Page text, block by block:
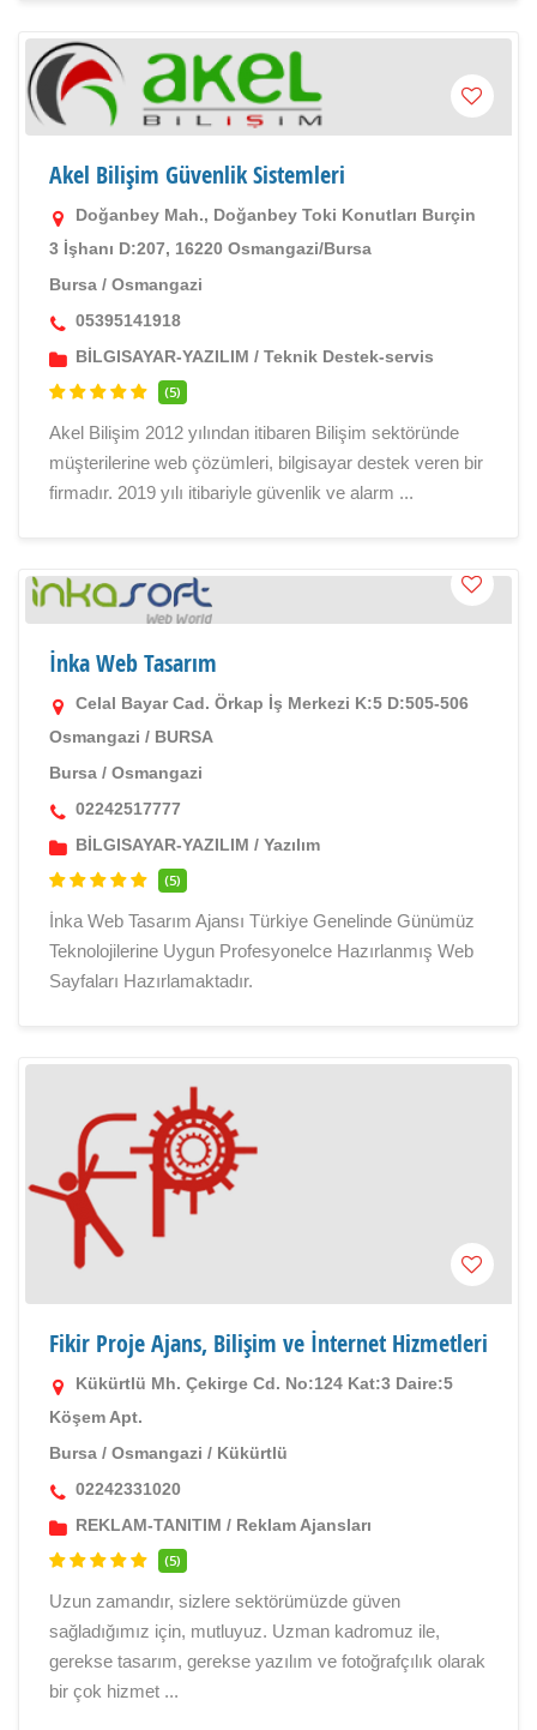
Akel Bilişim Güvenlik Sistemleri
Doğanbey Mah., Doğanbey Toki Konutları Burçin
3 İşhanı D:207, 16220 Osmangazi/Bursa
Bursa / Osmangazi
05395141918
BİLGISAYAR-YAZILIM / Teknik Destek-servis
(5)
Akel Bilişim 2012 yılından itibaren Bilişim sektöründe
müşterilerine web çözümleri, bilgisayar destek veren bir
firmadır. 2019 yılı itibariyle güvenlik ve alarm ...
İnka Web Tasarım
Celal Bayar Cad. Örkap İş Merkezi K:5 D:505-506
Osmangazi / BURSA
Bursa / Osmangazi
02242517777
BİLGISAYAR-YAZILIM / Yazılım
(5)
İnka Web Tasarım Ajansı Türkiye Genelinde Günümüz
Teknolojilerine Uygun Profesyonelce Hazırlanmış Web
Sayfaları Hazırlamaktadır.
Fikir Proje Ajans, Bilişim ve İnternet Hizmetleri
Kükürtlü Mh. Çekirge Cd. No:124 Kat:3 Daire:5
Köşem Apt.
Bursa / Osmangazi / Kükürtlü
02242331020
REKLAM-TANITIM / Reklam Ajansları
(5)
Uzun zamandır, sizlere sektörümüzde güven
sağladığımız için, mutluyuz. Uzman kadromuz ile,
gerekse tasarım, gerekse yazılım ve fotoğrafçılık olarak
bir çok hizmet ...